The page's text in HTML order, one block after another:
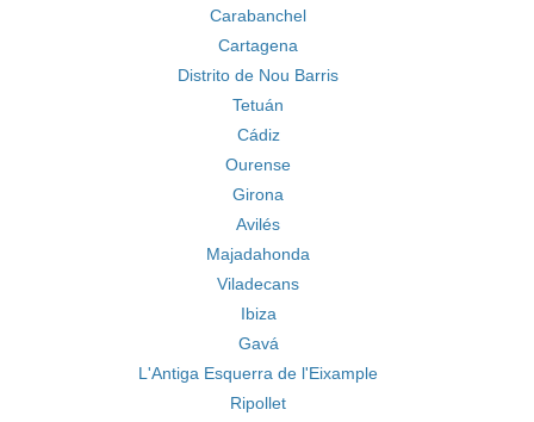
Carabanchel
Cartagena
Distrito de Nou Barris
Tetuán
Cádiz
Ourense
Girona
Avilés
Majadahonda
Viladecans
Ibiza
Gavá
L'Antiga Esquerra de l'Eixample
Ripollet